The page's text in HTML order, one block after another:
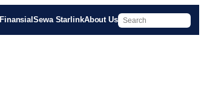
FinansialSewa StarlinkAbout Us